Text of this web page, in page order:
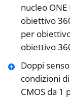
nucleo
obiettivo
per
obiettivo
Doppi
condizioni
CMOS da 1